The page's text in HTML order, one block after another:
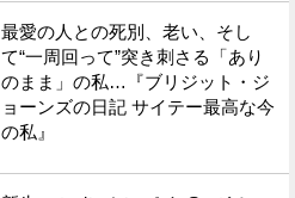
最愛の人との死別、老い、そし
て“一周回って”突き刺さる「あり
のまま」の私…『ブリジット・ジ
ョーンズの日記 サイテー最高な今
の私』